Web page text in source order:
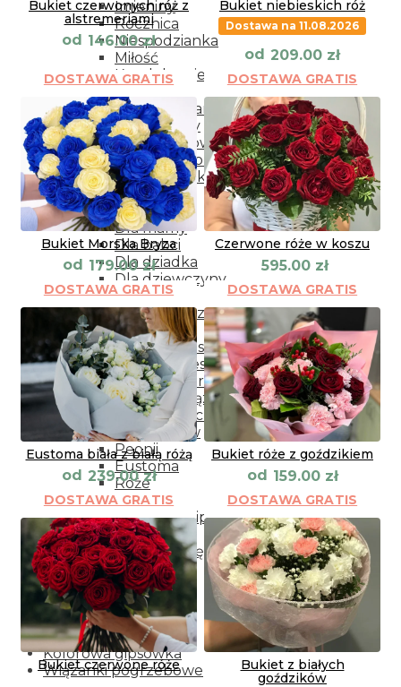
Imieniny
Rocznica
Niespodzianka
Miłość
Kondelencje
Podziękowania
Przeprosiny
Życzenia powrotu do zdrowia
Wianki dekoracyjne
Dodatki do kwiatów
Kwiaty
Dla bliskich
Dla mamy
Dla babci
Dla dziadka
Dla dziewczyny
Dla żony
Dla mężczyzny
Na każdą okazję
Kwiaty w koszyku
Bukiety mieszane
Wianki na drzwi
Wieńce i wiąznki pogrzebowe
Kwiaty doniczkowe
Rodzaje kwiatów
Peonii
Eustoma
Róże
Hortensja
Kolorowa gipsówka
Frezja
Storczyki cięte
Lilii
Alstromeria
Goździki
Gerbery
Tulipany
Kolorowa gipsówka
Wiązanki pogrzebowe
Bukiet czerwonych róż z
alstremeriami
od 146.00zł
DOSTAWA GRATIS
Bukiet niebieskich róż
Dostawa na 11.08.2026
od 209.00 zł
DOSTAWA GRATIS
Bukiet Morska Bryza
od 179.00zł
DOSTAWA GRATIS
Czerwone róże w koszu
595.00 zł
DOSTAWA GRATIS
Eustoma biała z białą różą
od 239.00zł
DOSTAWA GRATIS
Bukiet róże z goździkiem
od 159.00 zł
DOSTAWA GRATIS
Bukiet czerwone róże
Bukiet z białych
goździków